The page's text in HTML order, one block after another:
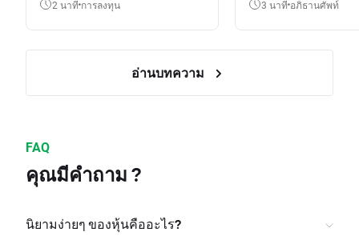
2 นาที การลงทุน 3 นาที อภิธานศัพท์
อ่านบทความ
FAQ
คุณมีคำถาม ?
นิยามง่ายๆ ของหุ้นคืออะไร?